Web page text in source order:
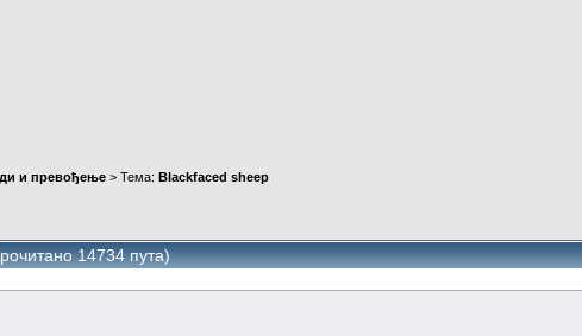
и превођење > Тема: Blackfaced sheep
14734 пута)